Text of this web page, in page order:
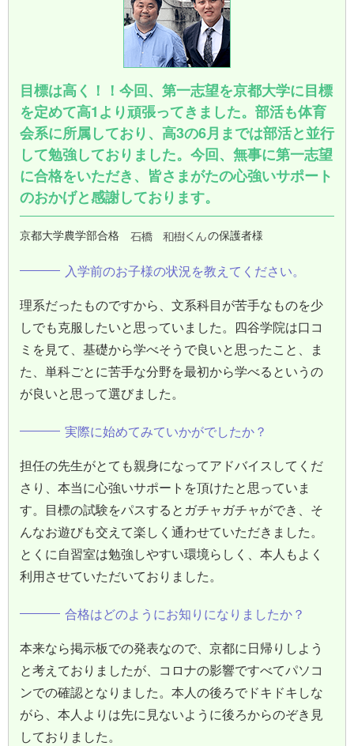
目標は高く！！今回、第一志望を京都大学に目標
を定めて高1より頑張ってきました。部活も体育
会系に所属しており、高3の6月までは部活と並行
して勉強しておりました。今回、無事に第一志望
に合格をいただき、皆さまがたの心強いサポート
のおかげと感謝しております。
京都大学農学部合格 の保護者様
入学前のお子様の状況を教えてください。
理系だったものですから、文系科目が苦手なものを少
しでも克服したいと思っていました。四谷学院は口コ
ミを見て、基礎から学べそうで良いと思ったこと、ま
た、単科ごとに苦手な分野を最初から学べるというの
が良いと思って選びました。
実際に始めてみていかがでしたか？
担任の先生がとても親身になってアドバイスしてくだ
さり、本当に心強いサポートを頂けたと思っていま
す。目標の試験をパスするとガチャガチャができ、そ
んなお遊びも交えて楽しく通わせていただきました。
とくに自習室は勉強しやすい環境らしく、本人もよく
利用させていただいておりました。
合格はどのようにお知りになりましたか？
本来なら掲示板での発表なので、京都に日帰りしよう
と考えておりましたが、コロナの影響ですべてパソコ
ンでの確認となりました。本人の後ろでドキドキしな
がら、本人よりは先に見ないように後ろからのぞき見
しておりました。